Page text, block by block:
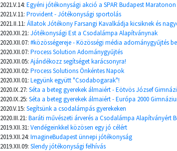
2021.V.14: Egyéni jótékonysági akció a SPAR Budapest Maratonon
2021.V.11: Provident - Jótékonysági sportolás
2021.II.11: Állatok Jótékony Farsangi Kavalkádja kicsiknek és
2020.XII.21: Jótékonysági Est a Csodalámpa Alapítványnak
2020.XII.07: #közösségereje - Közösségi média adománygyűjtés
2020.XII.07: Process Solution Adománygyűjtés
2020.XII.05: Ajándékozz segítséget karácsonyra!
2020.XII.02: Process Solutions Önkéntes Napok
2020.XII.01: Legyünk együtt "Csodabogarak"!
2020.IX.27: Séta a beteg gyerekek álmaiért - Eötvös József
2020.IX.25: Séta a beteg gyerekek álmaiért - Európa 2000
2020.V.15: Segítsünk a csodalámpás gyerekeken
2020.III.21: Baráti művészeti árverés a Csodalámpa Alapítványért
2019.XII.31: Vendégeinkkel közösen egy jó célért
2019.XII.24: ImagineBudapest ünnepi jótékonyság
2019.XII.09: Slendy jótékonysági felhívás